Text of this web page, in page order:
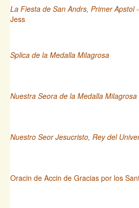
La Fiesta de San Andrs, Primer Apstol-
Jess
Splica de la Medalla Milagrosa
Nuestra Seora de la Medalla Milagrosa
Nuestro Seor Jesucristo, Rey del
Oracin de Accin de Gracias por los